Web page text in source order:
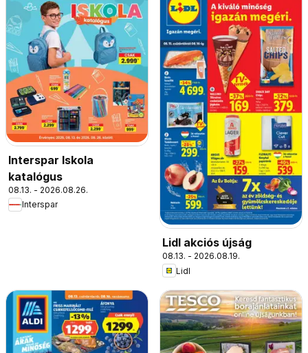
Interspar Iskola
katalógus
08.13. - 2026.08.26.
Interspar
Lidl akciós újság
08.13. - 2026.08.19.
Lidl